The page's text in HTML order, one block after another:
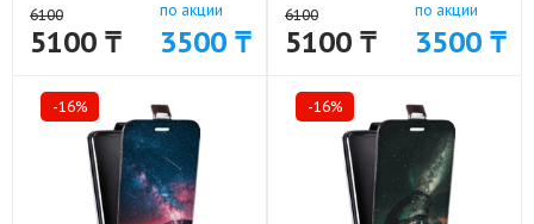
6100
5100 ₸
по акции
3500 ₸
6100
5100 ₸
по акции
3500 ₸
-16% -16%